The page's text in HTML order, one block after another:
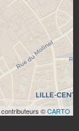
contributeurs ©CARTO